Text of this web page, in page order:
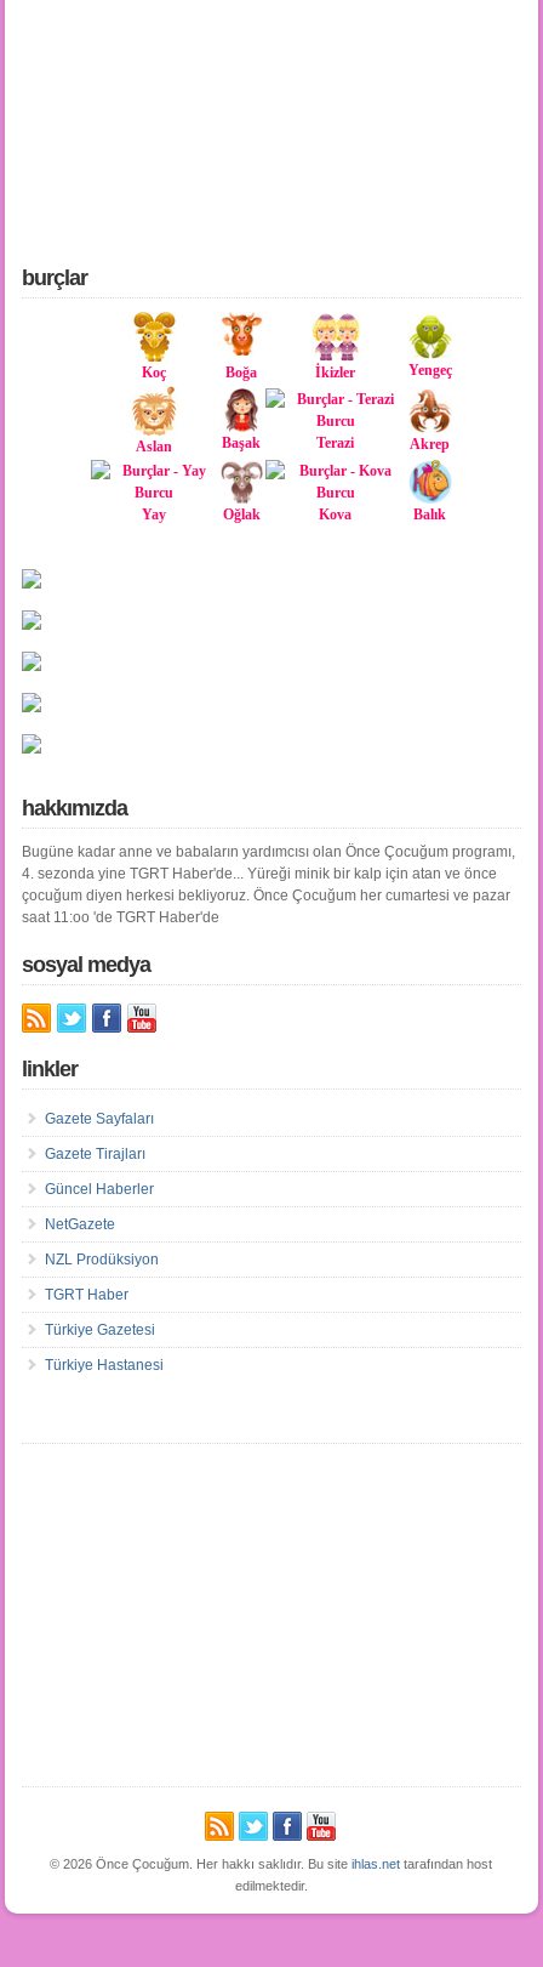
burçlar
Koç Boğa İkizler Yengeç
Aslan Başak Terazi Akrep
Yay Oğlak Kova Balık
hakkımızda
Bugüne kadar anne ve babaların yardımcısı olan Önce Çocuğum programı,
4. sezonda yine TGRT Haber'de... Yüreği minik bir kalp için atan ve önce
çocuğum diyen herkesi bekliyoruz. Önce Çocuğum her cumartesi ve pazar
saat 11:oo 'de TGRT Haber'de
sosyal medya
linkler
Gazete Sayfaları
Gazete Tirajları
Güncel Haberler
NetGazete
NZL Prodüksiyon
TGRT Haber
Türkiye Gazetesi
Türkiye Hastanesi
© 2026 Önce Çocuğum. Her hakkı saklıdır. Bu siteihlas.net tarafından host
edilmektedir.